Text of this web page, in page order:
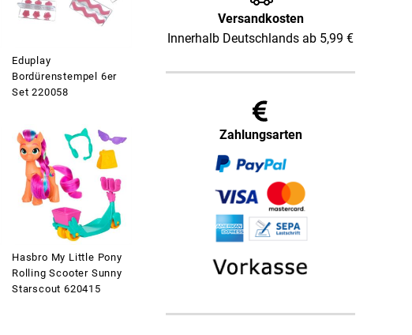
Eduplay
Bordürenstempel 6er
Set 220058
Hasbro My Little Pony
Rolling Scooter Sunny
Starscout 620415
Versandkosten
Innerhalb Deutschlands ab 5,99 €
Zahlungsarten